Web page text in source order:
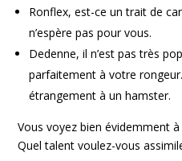
Ronflex, est-ce un trait de
n’espère pas pour vous.
Dedenne, il n’est pas très
parfaitement à votre
étrangement à un hamster.
Vous voyez bien évidemment
Quel talent voulez-vous